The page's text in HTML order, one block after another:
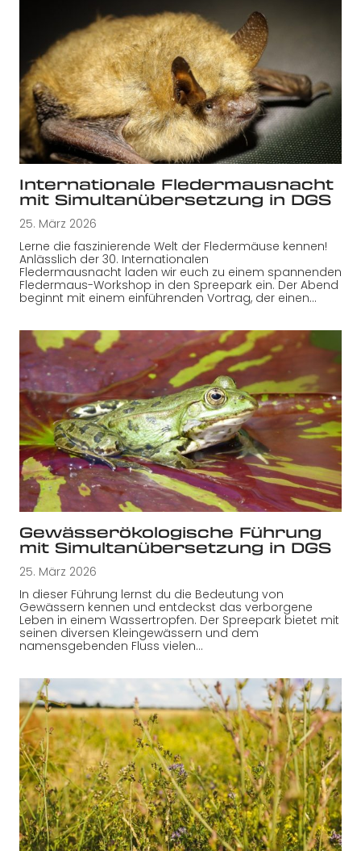
Internationale Fledermausnacht
mit Simultanübersetzung in DGS
25. März 2026
Lerne die faszinierende Welt der Fledermäuse kennen!
Anlässlich der 30. Internationalen
Fledermausnacht laden wir euch zu einem spannenden
Fledermaus-Workshop in den Spreepark ein. Der Abend
beginnt mit einem einführenden Vortrag, der einen…
Gewässerökologische Führung
mit Simultanübersetzung in DGS
25. März 2026
In dieser Führung lernst du die Bedeutung von
Gewässern kennen und entdeckst das verborgene
Leben in einem Wassertropfen. Der Spreepark bietet mit
seinen diversen Kleingewässern und dem
namensgebenden Fluss vielen…